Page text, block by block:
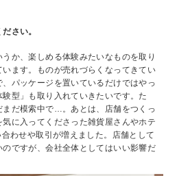
さい。
うか、楽しめる体験みたいなものを取り
います。ものが売れづらくなってきてい
パッケージを置いているだけではやっ
型」も取り入れていきたいです。た
まだ模索中で…。あとは、店舗をつくっ
に入ってくださった雑貨屋さんやホテ
わせや取引が増えました。店舗として
ですが、会社全体としてはいい影響だ